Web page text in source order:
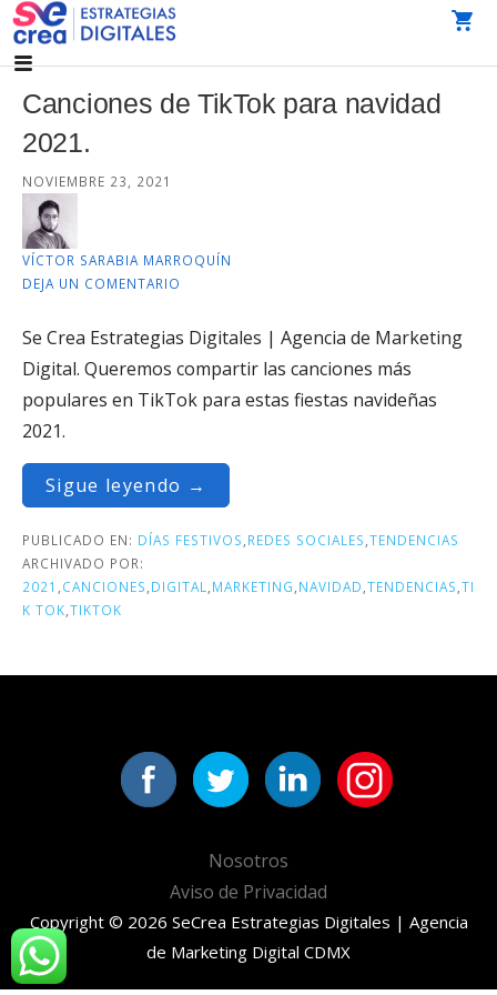
Saltar
contenido
SeCrea Estrategias Digitales | Agencia de Marketing
AGENCIA DE MARKETING DIGITAL CDMX
Canciones de TikTok para navidad
2021.
NOVIEMBRE 23, 2021
VÍCTOR SARABIA MARROQUÍN
DEJA UN COMENTARIO
Se Crea Estrategias Digitales | Agencia de Marketing
Digital. Queremos compartir las canciones más
populares en TikTok para estas fiestas navideñas
2021.
Sigue leyendo →
PUBLICADO EN: DÍAS FESTIVOS REDES SOCIALES TENDENCIAS
ARCHIVADO POR:
2021 CANCIONES DIGITAL MARKETING NAVIDAD TENDENCIAS TI
K TOK TIKTOK
Nosotros
Aviso de Privacidad
Copyright © 2026 SeCrea Estrategias Digitales | Agencia
de Marketing Digital CDMX